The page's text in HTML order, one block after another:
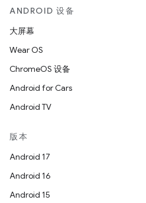
ANDROID 设备
大屏幕
Wear OS
ChromeOS 设备
Android for Cars
Android TV
版本
Android 17
Android 16
Android 15